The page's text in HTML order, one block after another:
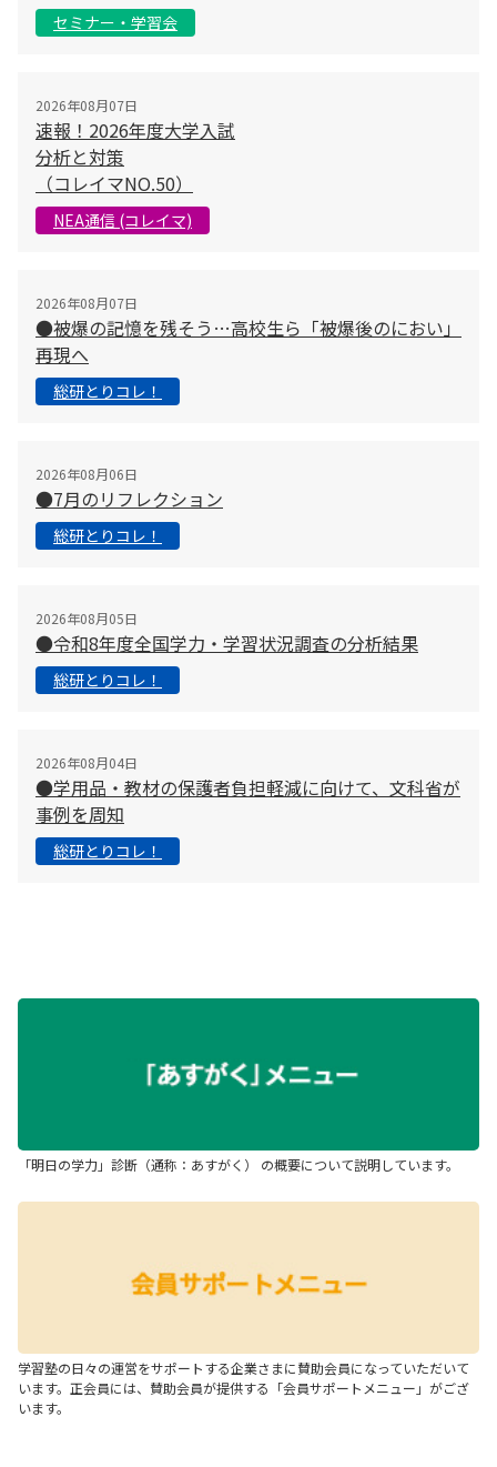
セミナー・学習会
2026年08月07日
速報！2026年度大学入試
分析と対策
（コレイマNO.50）
NEA通信 (コレイマ)
2026年08月07日
●被爆の記憶を残そう…高校生ら「被爆後のにおい」
再現へ
総研とりコレ！
2026年08月06日
●7月のリフレクション
総研とりコレ！
2026年08月05日
●令和8年度全国学力・学習状況調査の分析結果
総研とりコレ！
2026年08月04日
●学用品・教材の保護者負担軽減に向けて、文科省が
事例を周知
総研とりコレ！
「明日の学力」診断（通称：あすがく） の概要について説明しています。
学習塾の日々の運営をサポートする企業さまに賛助会員になっていただいて
います。正会員には、賛助会員が提供する「会員サポートメニュー」がござ
います。